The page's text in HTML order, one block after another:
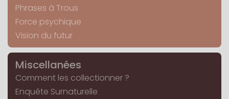
Phrases à Trous
Force psychique
Vision du futur
Miscellanées
Comment les collectionner ?
Enquête Surnaturelle